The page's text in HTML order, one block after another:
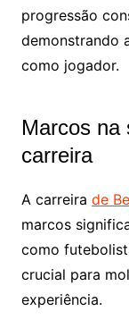
progressão
demonstrando
como jogador.
Marcos na
carreira
A carreira de
marcos
como
crucial para
experiência.